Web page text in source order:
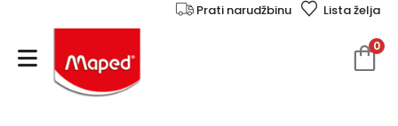
Prati narudžbinu Lista želja
0